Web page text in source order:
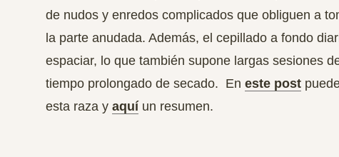
de nudos y enredos complicados que obliguen a
la parte anudada. Además, el cepillado a fondo
espaciar, lo que también supone largas sesiones
tiempo prolongado de secado. En este post
esta raza y aquí un resumen.